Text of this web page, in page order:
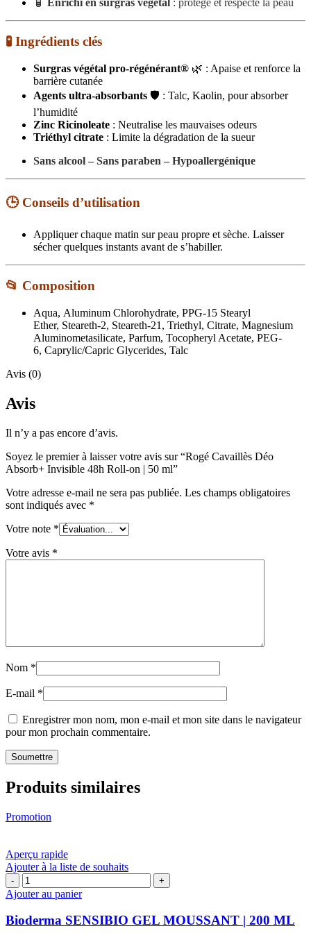
🧪 Ingrédients clés
Surgras végétal pro-régénérant® 🌿 : Apaise et renforce la
barrière cutanée
Agents ultra-absorbants 🛡️ : Talc, Kaolin, pour absorber
l’humidité
Zinc Ricinoleate : Neutralise les mauvaises odeurs
Triéthyl citrate : Limite la dégradation de la sueur
Sans alcool – Sans paraben – Hypoallergénique
🕒 Conseils d’utilisation
Appliquer chaque matin sur peau propre et sèche. Laisser
sécher quelques instants avant de s’habiller.
📂 Composition
Aqua, Aluminum Chlorohydrate, PPG-15 Stearyl
Ether, Steareth-2, Steareth-21, Triethyl, Citrate, Magnesium
Aluminometasilicate, Parfum, Tocopheryl Acetate, PEG-
6, Caprylic/Capric Glycerides, Talc
Avis (0)
Avis
Il n’y a pas encore d’avis.
Soyez le premier à laisser votre avis sur “Rogé Cavaillès Déo
Absorb+ Invisible 48h Roll-on | 50 ml”
Votre adresse e-mail ne sera pas publiée. Les champs obligatoires
sont indiqués avec *
Votre note *
Votre avis *
Nom *
E-mail *
Enregistrer mon nom, mon e-mail et mon site dans le navigateur
pour mon prochain commentaire.
Produits similaires
Promotion
Aperçu rapide
Ajouter à la liste de souhaits
quantité
de
Bioderma
SENSIBIO
GEL
Ajouter au panier
Bioderma SENSIBIO GEL MOUSSANT | 200 ML